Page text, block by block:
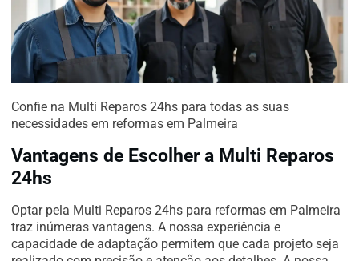
Confie na Multi Reparos 24hs para todas as suas
necessidades em reformas em Palmeira
Vantagens de Escolher a Multi Reparos
24hs
Optar pela Multi Reparos 24hs para reformas em Palmeira
traz inúmeras vantagens. A nossa experiência e
capacidade de adaptação permitem que cada projeto seja